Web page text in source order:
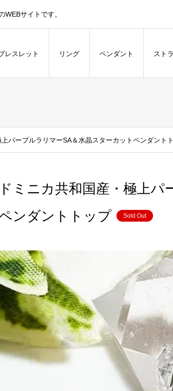
サイトです。
レスレット リング ペンダント スト
上パープルラリマーSA＆水晶スターカットペンダント
ドミニカ共和国産・極上
ンダントトップ
Sold Out